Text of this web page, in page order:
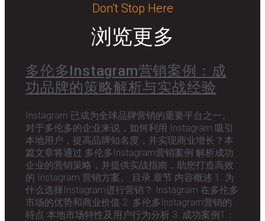
Don’t Stop Here
浏览更多
多伦多Instagram营销案例：成
功品牌的策略解析与实战经验
Instagram 已成为全球品牌营销的重要平台之一。
对于多伦多的企业来说，如何利用 Instagram 吸引
本地用户，提高品牌知名度，并实现商业增长？本
篇文章将通过 多伦多Instagram营销案例 解析成功
企业的营销策略，并提供实战指南，助您打造高效
的 Instagram 营销方案。 目录 章节 内容概述 1. 为
什么选择Instagram进行营销？ Instagram 在多伦多
市场的优势和商业价值 2. 多伦多Instagram营销的
特点 本地市场特性及用户行为分析 3. 成功案例1：